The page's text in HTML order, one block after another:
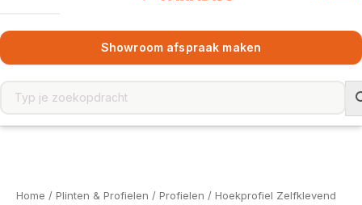
Showroom afspraak maken
Home / Plinten & Profielen / Profielen / Hoekprofiel Zelfklevend